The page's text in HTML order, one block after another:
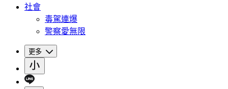
社會
毒駕連爆
警察愛無限
更多